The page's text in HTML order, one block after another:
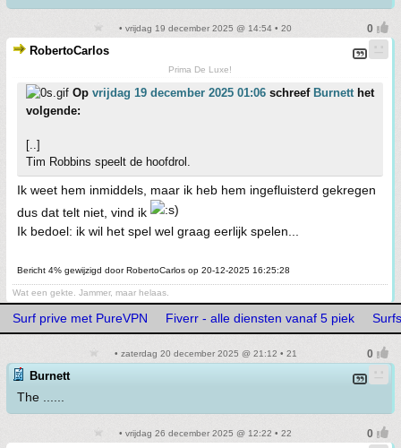
• vrijdag 19 december 2025 @ 14:54 • 20
RobertoCarlos
Prima De Luxe!
Op vrijdag 19 december 2025 01:06 schreef Burnetthet
volgende:
[..]
Tim Robbins speelt de hoofdrol.
Ik weet hem inmiddels, maar ik heb hem ingefluisterd gekregen
dus dat telt niet, vind ik
Ik bedoel: ik wil het spel wel graag eerlijk spelen...
Bericht 4% gewijzigd door RobertoCarlos op 20-12-2025 16:25:28
Wat een gekte. Jammer, maar helaas.
Surf prive met PureVPN Fiverr - alle diensten vanaf 5 piek
• zaterdag 20 december 2025 @ 21:12 • 21
Burnett
The ......
• vrijdag 26 december 2025 @ 12:22 • 22